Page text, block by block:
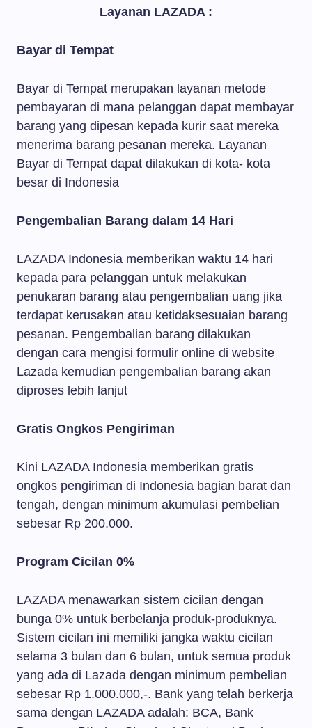
Layanan LAZADA :
Bayar di Tempat
Bayar di Tempat merupakan layanan metode
pembayaran di mana pelanggan dapat membayar
barang yang dipesan kepada kurir saat mereka
menerima barang pesanan mereka. Layanan
Bayar di Tempat dapat dilakukan di kota- kota
besar di Indonesia
Pengembalian Barang dalam 14 Hari
LAZADA Indonesia memberikan waktu 14 hari
kepada para pelanggan untuk melakukan
penukaran barang atau pengembalian uang jika
terdapat kerusakan atau ketidaksesuaian barang
pesanan. Pengembalian barang dilakukan
dengan cara mengisi formulir online di website
Lazada kemudian pengembalian barang akan
diproses lebih lanjut
Gratis Ongkos Pengiriman
Kini LAZADA Indonesia memberikan gratis
ongkos pengiriman di Indonesia bagian barat dan
tengah, dengan minimum akumulasi pembelian
sebesar Rp 200.000.
Program Cicilan 0%
LAZADA menawarkan sistem cicilan dengan
bunga 0% untuk berbelanja produk-produknya.
Sistem cicilan ini memiliki jangka waktu cicilan
selama 3 bulan dan 6 bulan, untuk semua produk
yang ada di Lazada dengan minimum pembelian
sebesar Rp 1.000.000,-. Bank yang telah berkerja
sama dengan LAZADA adalah: BCA, Bank